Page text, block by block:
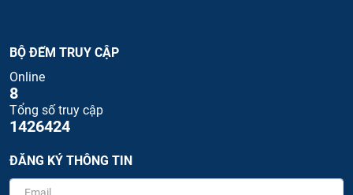
BỘ ĐẾM TRUY CẬP
Online
8
Tổng số truy cập
1426424
ĐĂNG KÝ THÔNG TIN